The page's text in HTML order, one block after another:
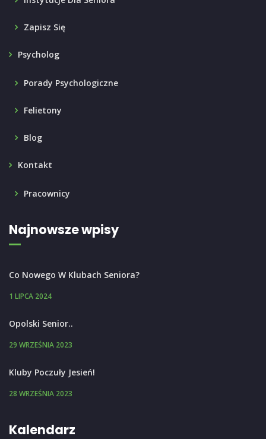
Zapisz Się
Psycholog
Porady Psychologiczne
Felietony
Blog
Kontakt
Pracownicy
Najnowsze wpisy
Co Nowego W Klubach Seniora?
1 LIPCA 2024
Opolski Senior..
29 WRZEŚNIA 2023
Kluby Poczuły Jesień!
28 WRZEŚNIA 2023
Kalendarz